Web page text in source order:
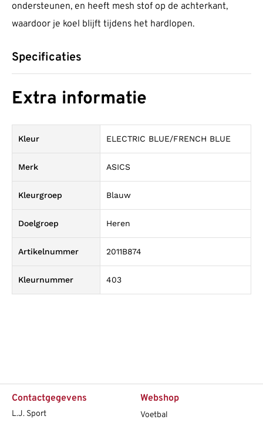
ondersteunen, en heeft mesh stof op de achterkant,
waardoor je koel blijft tijdens het hardlopen.
Specificaties
Extra informatie
Kleur ELECTRIC BLUE/FRENCH BLUE
Merk ASICS
Kleurgroep Blauw
Doelgroep Heren
Artikelnummer 2011B874
Kleurnummer 403
Contactgegevens
L.J. Sport
Webshop
Voetbal